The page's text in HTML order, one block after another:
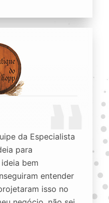
da Especialista
para
bem
entender
isso no